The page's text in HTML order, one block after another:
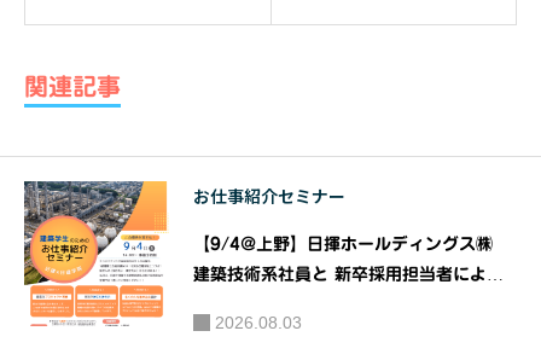
建築ワー
クショッ
プ『しま
ね環境デ
県、島根
県）にお
いて建築
関連記事
お仕事紹介セミナー
【9/4@上野】日揮ホールディングス㈱
建築技術系社員と 新卒採用担当者による
ー』｜共催：日揮ホールディングス株式会
2026.08.03